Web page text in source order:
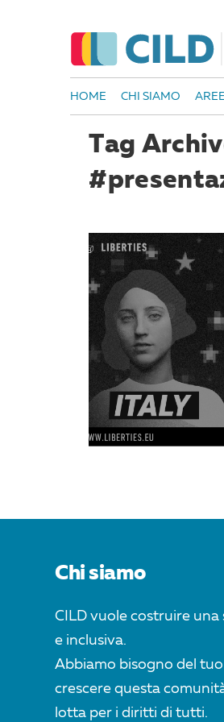
HOME CHI SIAMO
Tag
Chi siamo
CILD vuole costruire
e inclusiva.
Abbiamo bisogno del
crescere questa
lotta per i diritti di tutti.